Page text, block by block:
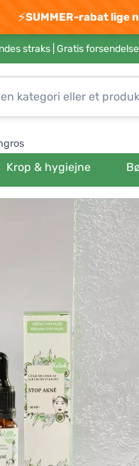
⚡SUMMER-rabat lige
straks | Gratis
Krop & hygiejne